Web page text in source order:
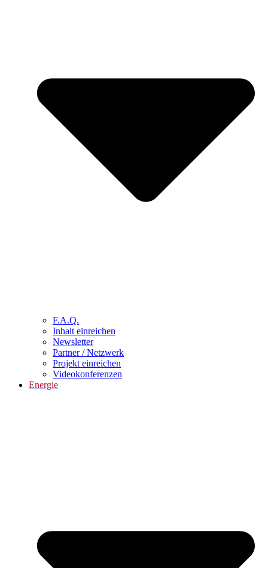
F.A.Q.
Inhalt einreichen
Newsletter
Partner / Netzwerk
Projekt einreichen
Videokonferenzen
Energie